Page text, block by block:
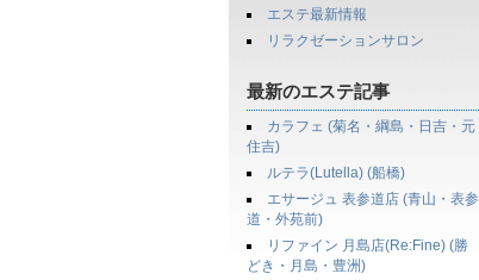
エステ最新情報
リラクゼーションサロン
最新のエステ記事
カラフェ (菊名・綱島・日吉・元
住吉)
ルテラ(Lutella) (船橋)
エサージュ 表参道店 (青山・表参
道・外苑前)
リファイン 月島店(Re:Fine) (勝
どき・月島・豊洲)